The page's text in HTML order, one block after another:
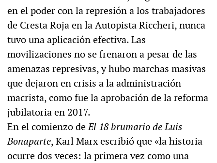
en el poder con la represión a los trabajadores
de Cresta Roja en la Autopista Riccheri, nunca
tuvo una aplicación efectiva. Las
movilizaciones no se frenaron a pesar de las
amenazas represivas, y hubo marchas masivas
que dejaron en crisis a la administración
macrista, como fue la aprobación de la reforma
jubilatoria en 2017.
En el comienzo deEl 18 brumario de Luis
Bonaparte, Karl Marx escribió que «la historia
ocurre dos veces: la primera vez como una